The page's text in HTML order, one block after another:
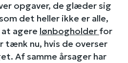
opgaver, de glæder sig
det heller ikke er alle,
agere lønbogholder for
tænk nu, hvis de overser
Af samme årsager har